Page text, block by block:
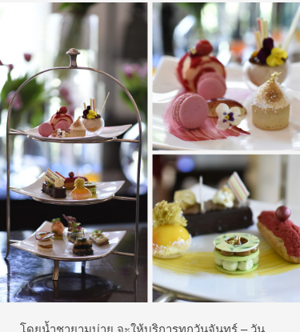
โดยน้ำชายามบ่าย จะให้บริการทุกวันจันทร์ – วัน